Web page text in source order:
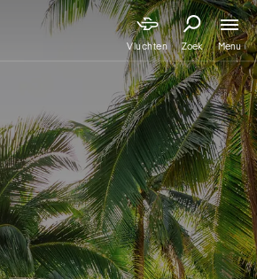
Vluchten Zoek Menu